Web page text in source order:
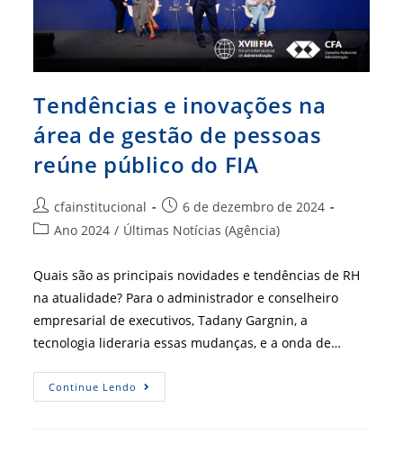
Tendências e inovações na
área de gestão de pessoas
reúne público do FIA
Autor
do
cfainstitucional
Post
publicado:
6 de dezembro de 2024
Categoria
post:
Ano 2024 / Últimas Notícias (Agência)
Quais são as principais novidades e tendências de RH
na atualidade? Para o administrador e conselheiro
empresarial de executivos, Tadany Gargnin, a
tecnologia lideraria essas mudanças, e a onda de…
Continue Lendo Tendências
E